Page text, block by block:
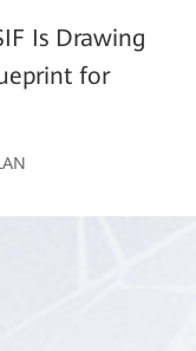
Is Drawing
for